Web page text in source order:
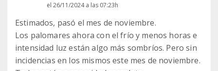
el 26/11/2024 a las 07:23h
Estimados, pasó el mes de noviembre.
Los palomares ahora con el frío y menos horas e
intensidad luz están algo más sombríos. Pero sin
incidencias en los mismos este mes de noviembre.